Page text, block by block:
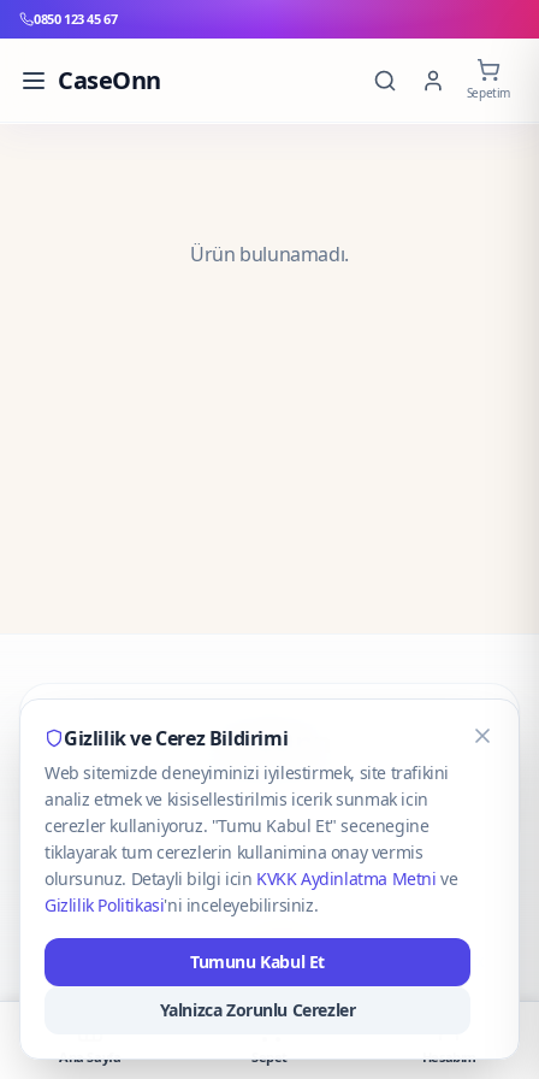
0850 123 45 67
CaseOnn Sepetim
Ürün bulunamadı.
CaseOnn
© 2025 CaseOnn. Tüm hakları saklıdır.
VISA Mastercard
Gizlilik ve Cerez Bildirimi
Web sitemizde deneyiminizi iyilestirmek, site trafikini
analiz etmek ve kisisellestirilmis icerik sunmak icin
cerezler kullaniyoruz. "Tumu Kabul Et" secenegine
tiklayarak tum cerezlerin kullanimina onay vermis
olursunuz. Detayli bilgi icin KVKK Aydinlatma Metni ve
Gizlilik Politikasi'ni inceleyebilirsiniz.
Tumunu Kabul Et
Yalnizca Zorunlu Cerezler
Ana Sayfa Sepet Hesabım